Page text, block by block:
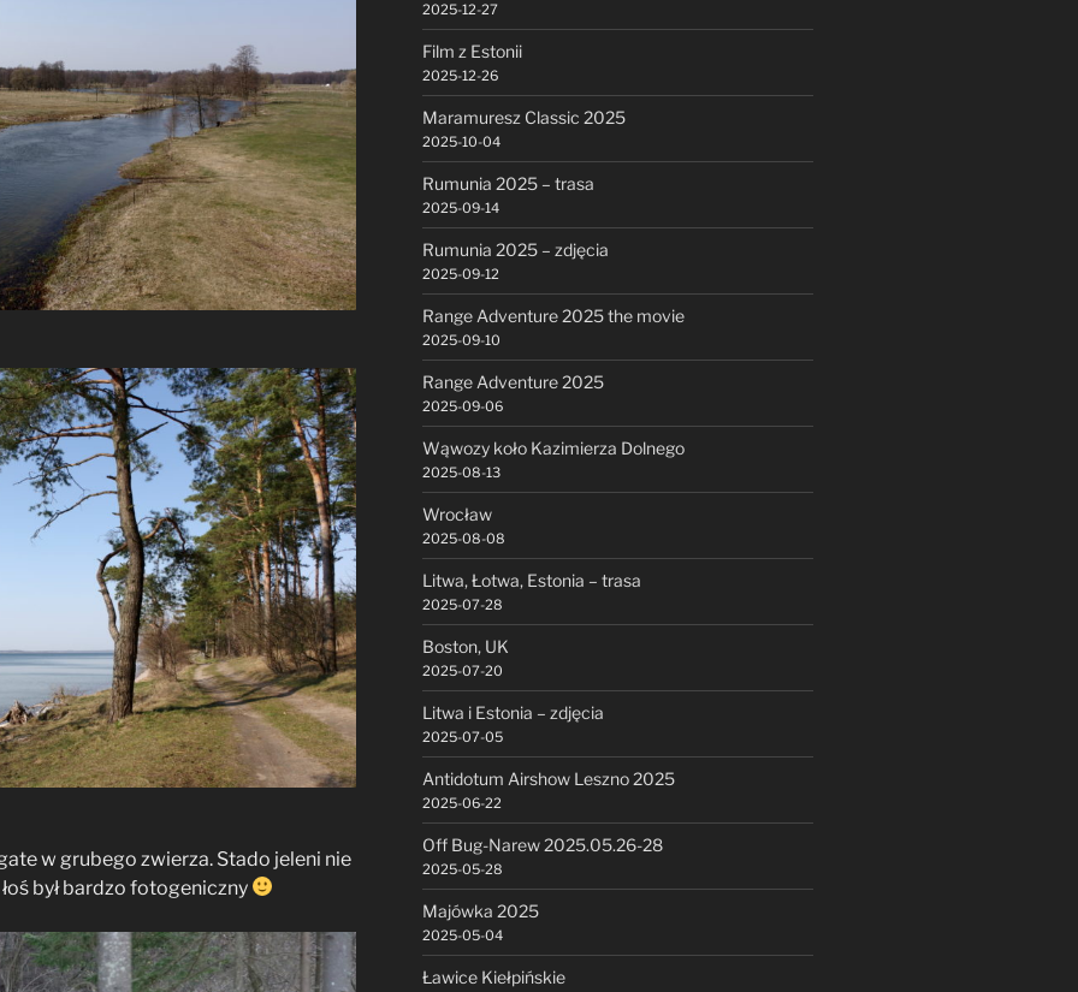
w grubego zwierza. Stado jeleni nie
był bardzo fotogeniczny
2025-12-27
Film z Estonii
2025-12-26
Maramuresz Classic 2025
2025-10-04
Rumunia 2025 – trasa
2025-09-14
Rumunia 2025 – zdjęcia
2025-09-12
Range Adventure 2025 the movie
2025-09-10
Range Adventure 2025
2025-09-06
Wąwozy koło Kazimierza Dolnego
2025-08-13
Wrocław
2025-08-08
Litwa, Łotwa, Estonia – trasa
2025-07-28
Boston, UK
2025-07-20
Litwa i Estonia – zdjęcia
2025-07-05
Antidotum Airshow Leszno 2025
2025-06-22
Off Bug-Narew 2025.05.26-28
2025-05-28
Majówka 2025
2025-05-04
Ławice Kiełpińskie